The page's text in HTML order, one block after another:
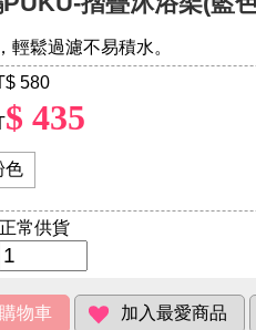
輕鬆過濾不易積水。
$ 580
$ 435
色
正常供貨